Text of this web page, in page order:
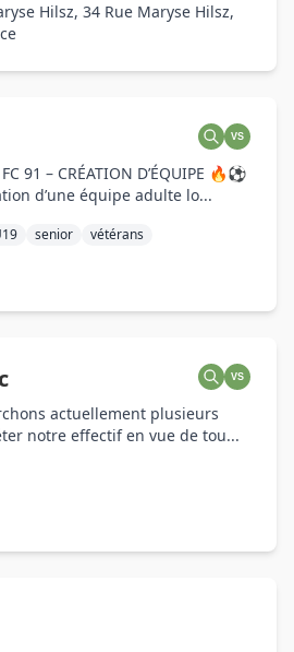
Hilsz, 34 Rue Maryse Hilsz,
VS
91 – CRÉATION D’ÉQUIPE 🔥⚽
d’une équipe adulte lo...
senior vétérans
VS
actuellement plusieurs
notre effectif en vue de tou...